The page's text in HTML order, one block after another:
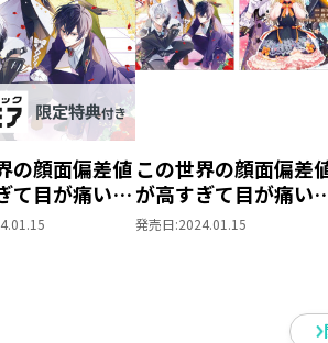
の顔面偏差値
て目が痛い
ア限定書き
この世界の顔面偏差
が高すぎて目が痛
原作小説第4巻＋コミ
発売日:2024.01.15